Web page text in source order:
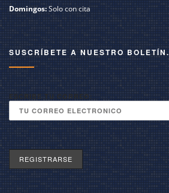
Domingos:Solo con cita
SUSCRÍBETE A NUESTRO BOLETÍN.
ESCRIBE TU CORREO: